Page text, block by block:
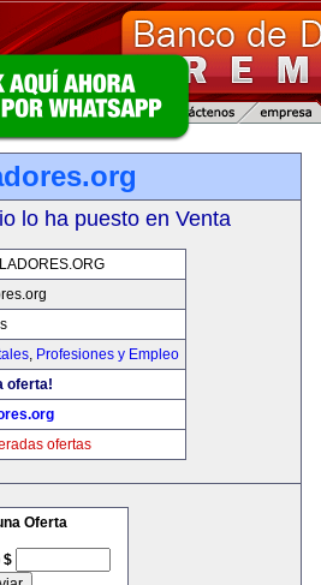
lo ha puesto en Venta
, Profesiones y Empleo
oferta!
ofertas
Oferta
$